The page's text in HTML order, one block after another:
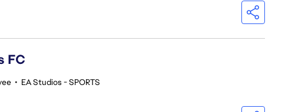
FC
• EA Studios - SPORTS